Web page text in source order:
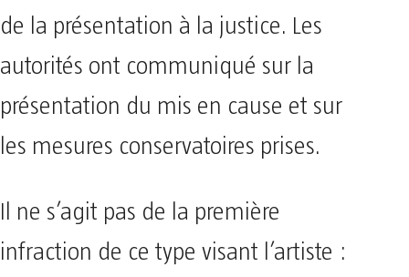
de la présentation à la justice. Les
autorités ont communiqué sur la
présentation du mis en cause et sur
les mesures conservatoires prises.
Il ne s’agit pas de la première
infraction de ce type visant l’artiste :